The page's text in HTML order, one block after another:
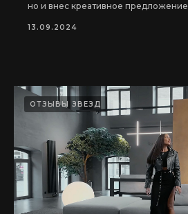
но и внес креативное предложение
13.09.2024
ОТЗЫВЫ ЗВЕЗД